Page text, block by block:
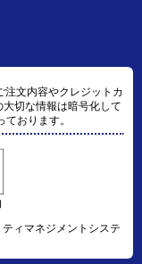
文内容やクレジットカ
切な情報は暗号化して
おります。
ィマネジメントシステ